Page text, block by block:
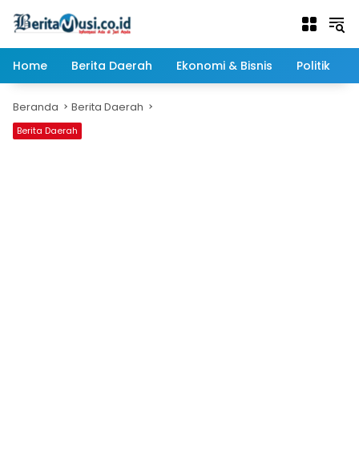
Home
Berita Daerah Ekonomi & Bisnis Politik
Beranda Berita Daerah
Berita Daerah